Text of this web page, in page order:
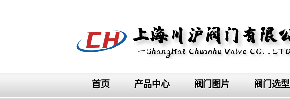
首页 产品中心 阀门图片 阀门选型